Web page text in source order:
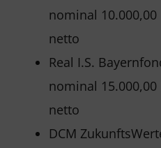
nominal
netto
Real I.S.
nominal
netto
DCM